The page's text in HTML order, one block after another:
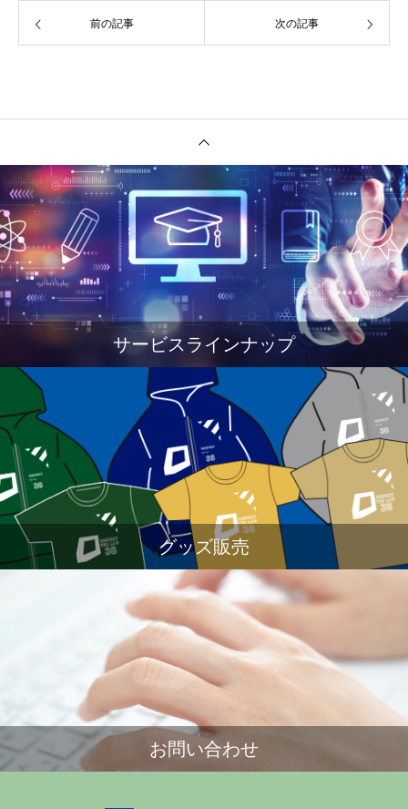
前の記事 次の記事
サービスラインナップ
グッズ販売
お問い合わせ